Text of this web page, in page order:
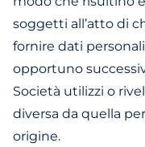
soggetti all’atto di
fornire dati
opportuno
Società utilizzi o
diversa da quella
origine.